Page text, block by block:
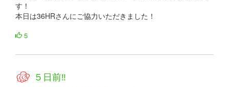
す！
本日は36HRさんにご協力いただきました！
5
５日前‼